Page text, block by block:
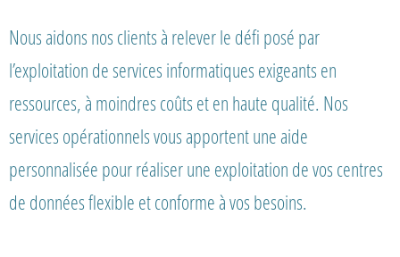
Nous aidons nos clients à relever le défi posé par
l’exploitation de services informatiques exigeants en
ressources, à moindres coûts et en haute qualité. Nos
services opérationnels vous apportent une aide
personnalisée pour réaliser une exploitation de vos centres
de données flexible et conforme à vos besoins.